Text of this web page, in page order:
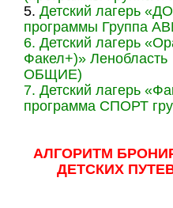
5. Детский лагерь
программы Группа
6. Детский лагерь
Факел+)»
ОБЩИЕ)
7. Детский лагерь
программа СПОРТ
АЛГОРИТМ
ДЕТСКИХ